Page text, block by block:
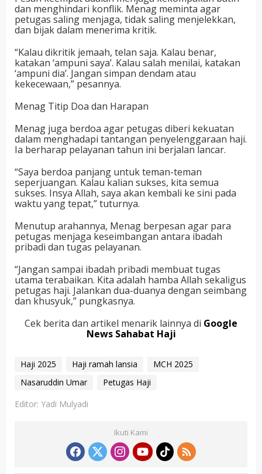
dan menghindari konflik. Menag meminta agar
petugas saling menjaga, tidak saling menjelekkan,
dan bijak dalam menerima kritik.
“Kalau dikritik jemaah, telan saja. Kalau benar,
katakan ‘ampuni saya’. Kalau salah menilai, katakan
‘ampuni dia’. Jangan simpan dendam atau
kekecewaan,” pesannya.
Menag Titip Doa dan Harapan
Menag juga berdoa agar petugas diberi kekuatan
dalam menghadapi tantangan penyelenggaraan haji.
Ia berharap pelayanan tahun ini berjalan lancar.
“Saya berdoa panjang untuk teman-teman
seperjuangan. Kalau kalian sukses, kita semua
sukses. Insya Allah, saya akan kembali ke sini pada
waktu yang tepat,” tuturnya.
Menutup arahannya, Menag berpesan agar para
petugas menjaga keseimbangan antara ibadah
pribadi dan tugas pelayanan.
“Jangan sampai ibadah pribadi membuat tugas
utama terabaikan. Kita adalah hamba Allah sekaligus
petugas haji. Jalankan dua-duanya dengan seimbang
dan khusyuk,” pungkasnya.
Cek berita dan artikel menarik lainnya di Google
News Sahabat Haji
Haji 2025 Haji ramah lansia
MCH 2025
Nasaruddin Umar
Petugas Haji
Editor: Yadi Mulyadi
Ikuti Kami